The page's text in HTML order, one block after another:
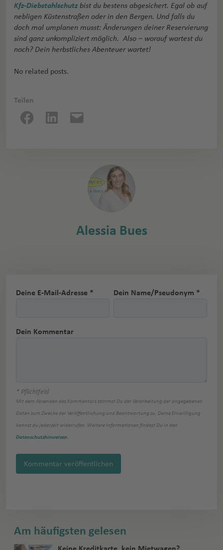
Kfz-Diebstahlschutz bist du bestens abgesichert. Egal ob auf
nebligen Küstenstraßen oder in den Bergen. Und falls du
doch mal umplanen musst: Änderungen deiner Reservierung
sind ganz unkompliziert möglich. Also – worauf wartest du
noch? Dein herbstliches Abenteuer wartet!
No related posts.
Teilen
Alessia Bues
Deine E-Mail-Adresse * Dein Name/Pseudonym *
Dein Kommentar
* Pflichtfeld
Mit dem Absenden des Kommentars stimmst Du der Verarbeitung der angegebenen
Daten zum Zwecke der Veröffentlichung und Beantwortung zu. Deine Einwilligung
kannst du jederzeit widerrufen. Weitere Informationen findest Du in den
Datenschutzhinweisen
Kommentar veröffentlichen
Am häufigsten gelesen
Keine Kreditkarte, kein Mietwagen?